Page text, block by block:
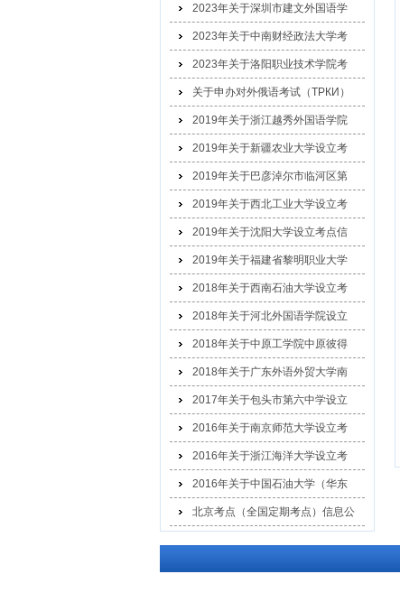
2023年关于深圳市建文外国语学
2023年关于中南财经政法大学考
2023年关于洛阳职业技术学院考
关于申办对外俄语考试（ТРКИ）
2019年关于浙江越秀外国语学院
2019年关于新疆农业大学设立考
2019年关于巴彦淖尔市临河区第
2019年关于西北工业大学设立考
2019年关于沈阳大学设立考点信
2019年关于福建省黎明职业大学
2018年关于西南石油大学设立考
2018年关于河北外国语学院设立
2018年关于中原工学院中原彼得
2018年关于广东外语外贸大学南
2017年关于包头市第六中学设立
2016年关于南京师范大学设立考
2016年关于浙江海洋大学设立考
2016年关于中国石油大学（华东
北京考点（全国定期考点）信息公